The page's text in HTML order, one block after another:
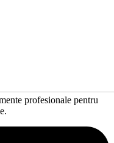
profesionale pentru